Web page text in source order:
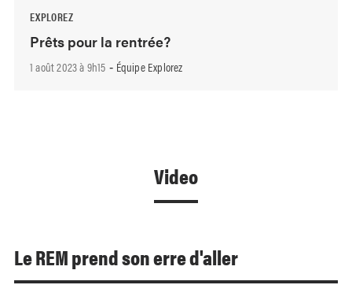
EXPLOREZ
Prêts pour la rentrée?
1 août 2023 à 9h15 - Équipe Explorez
Video
Le REM prend son erre d'aller